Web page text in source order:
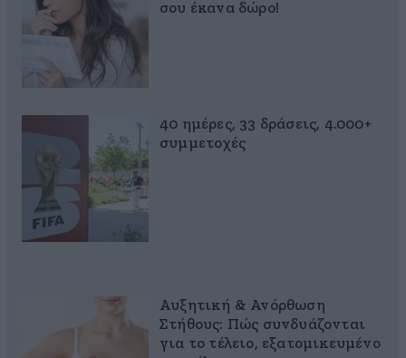
σου έκανα δώρο!
40 ημέρες, 33 δράσεις, 4.000+
συμμετοχές
Αυξητική & Ανόρθωση
Στήθους: Πώς συνδυάζονται
για το τέλειο, εξατομικευμένο